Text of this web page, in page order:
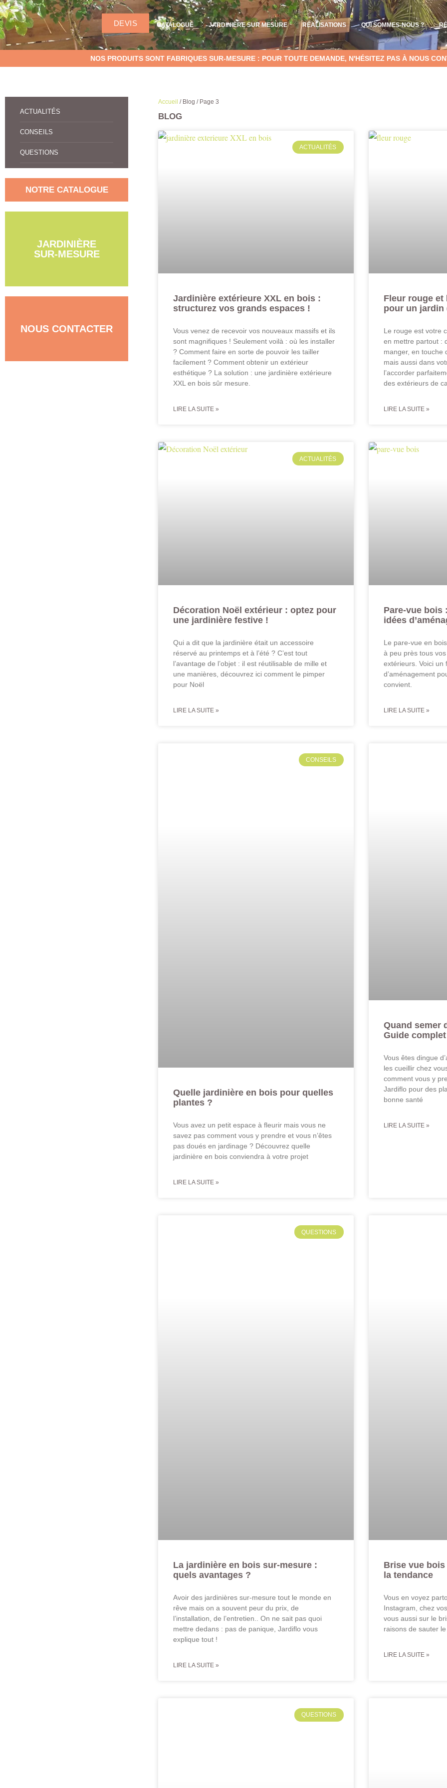
DEVIS CATALOGUE JARDINIÈRE SUR MESURE RÉALISATIONS QUI SOMMES-NOUS ?
NOS PRODUITS SONT FABRIQUES SUR-MESURE : POUR TOUTE DEMANDE, N'HÉSITEZ PAS À NOUS
ACTUALITÉS
CONSEILS
QUESTIONS
NOTRE CATALOGUE
JARDINIÈRE
SUR-MESURE
NOUS CONTACTER
Accueil / Blog / Page 3
BLOG
ACTUALITÉS
Jardinière extérieure XXL en bois :
structurez vos grands espaces !
Vous venez de recevoir vos nouveaux massifs et ils
sont magnifiques ! Seulement voilà : où les installer
? Comment faire en sorte de pouvoir les tailler
facilement ? Comment obtenir un extérieur
esthétique ? La solution : une jardinière extérieure
XXL en bois sûr mesure.
LIRE LA SUITE »
Fleur rouge
pour un jardin
Le rouge est votre
en mettre partout :
manger, en touche
mais aussi dans
l’accorder
des extérieurs de
LIRE LA SUITE »
ACTUALITÉS
Décoration Noël extérieur : optez pour
une jardinière festive !
Qui a dit que la jardinière était un accessoire
réservé au printemps et à l’été ? C’est tout
l’avantage de l’objet : il est réutilisable de mille et
une manières, découvrez ici comment le pimper
pour Noël
LIRE LA SUITE »
Pare-vue bois
idées
Le pare-vue en
à peu près tous
extérieurs. Voici un
d’aménagement
convient.
LIRE LA SUITE »
CONSEILS
Quelle jardinière en bois pour quelles
plantes ?
Vous avez un petit espace à fleurir mais vous ne
savez pas comment vous y prendre et vous n’êtes
pas doués en jardinage ? Découvrez quelle
jardinière en bois conviendra à votre projet
LIRE LA SUITE »
Quand semer
Guide complet
Vous êtes dingue
les cueillir chez
comment vous y
Jardiflo pour des
bonne santé
LIRE LA SUITE »
QUESTIONS
La jardinière en bois sur-mesure :
quels avantages ?
Avoir des jardinières sur-mesure tout le monde en
rêve mais on a souvent peur du prix, de
l’installation, de l’entretien.. On ne sait pas quoi
mettre dedans : pas de panique, Jardiflo vous
explique tout !
LIRE LA SUITE »
Brise vue
la tendance
Vous en voyez
Instagram, chez
vous aussi sur le
raisons de sauter
LIRE LA SUITE »
QUESTIONS